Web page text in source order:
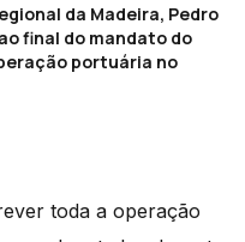
da Madeira, Pedro
final do mandato do
portuária no
toda a operação